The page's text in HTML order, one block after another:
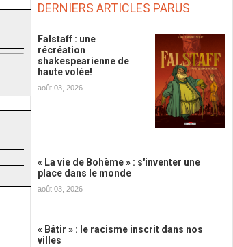
DERNIERS ARTICLES PARUS
Falstaff : une
récréation
shakespearienne de
haute volée!
août 03, 2026
« La vie de Bohème » : s'inventer une
place dans le monde
août 03, 2026
« Bâtir » : le racisme inscrit dans nos
villes